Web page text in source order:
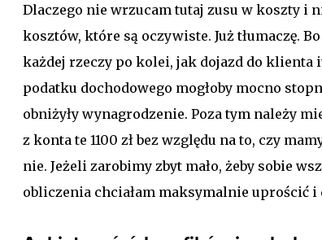
Dlaczego nie wrzucam tutaj zusu w koszty i
kosztów, które są oczywiste. Już tłumaczę.
każdej rzeczy po kolei, jak dojazd do klienta
podatku dochodowego mogłoby mocno
obniżyły wynagrodzenie. Poza tym należy
z konta te 1100 zł bez względu na to, czy
nie. Jeżeli zarobimy zbyt mało, żeby sobie
obliczenia chciałam maksymalnie uprościć